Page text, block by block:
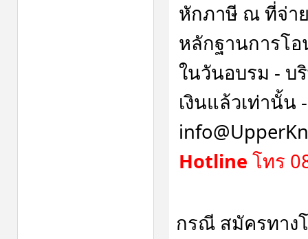
หักภาษี ณ ที่จ่า
หลักฐานการโ
ในวันอบรม - บ
เงินแล้วเท่านั้
Hotline โทร
กรณี สมัครทาง